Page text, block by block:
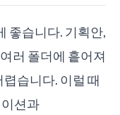
좋습니다. 기획안,
러 폴더에 흩어져
습니다. 이럴 때
션과